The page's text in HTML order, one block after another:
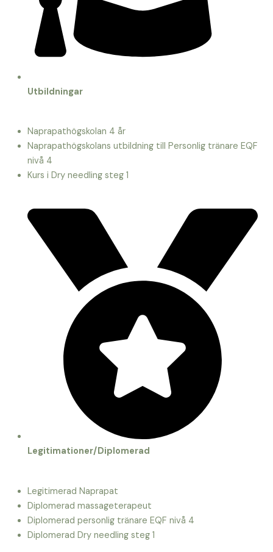
Utbildningar
Naprapathögskolan 4 år
Naprapathögskolans utbildning till Personlig tränare EQF
nivå 4
Kurs i Dry needling steg 1
Legitimationer/Diplomerad
Legitimerad Naprapat
Diplomerad massageterapeut
Diplomerad personlig tränare EQF nivå 4
Diplomerad Dry needling steg 1